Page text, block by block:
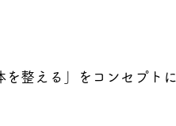
整える」をコンセプトに